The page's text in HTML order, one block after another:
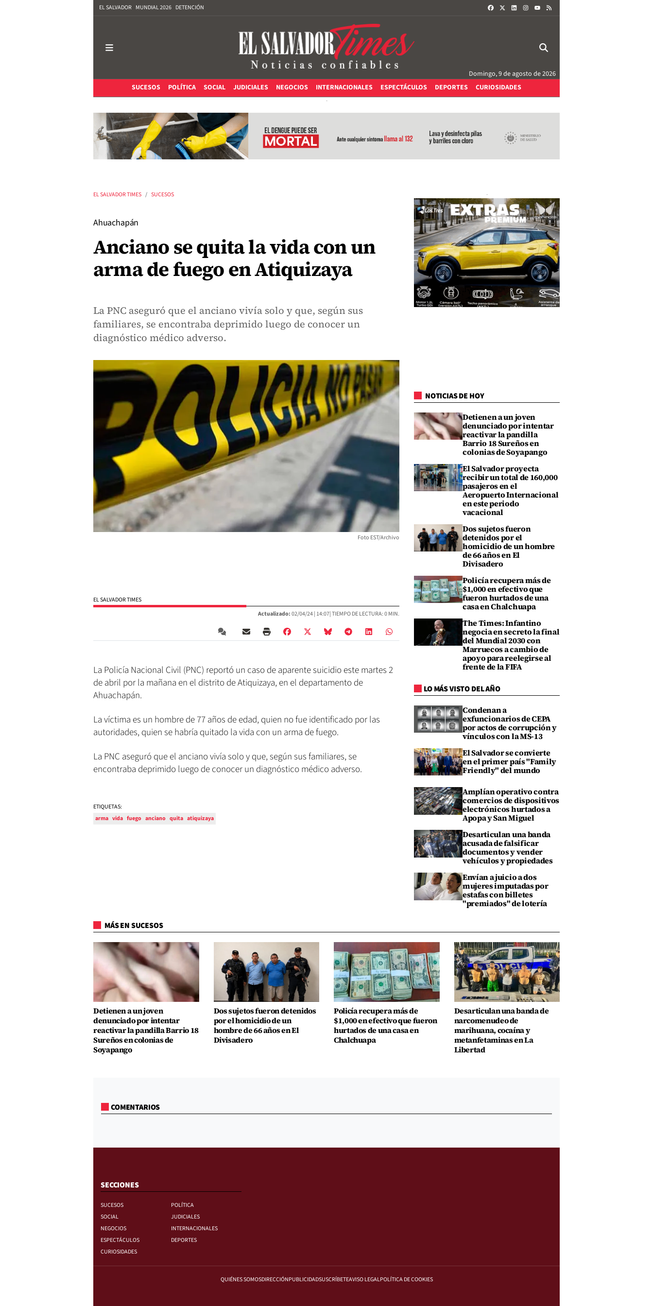
EL SALVADOR MUNDIAL 2026 DETENCIÓN FACEBOOKLINKEDININSTAGRAM
Domingo, 9 de agosto de 2026
SUCESOS
POLÍTICA SOCIAL JUDICIALES NEGOCIOS INTERNACIONALES ESPECTÁCULOS DEPORTES CURIOSIDADES
EL SALVADOR TIMES SUCESOS
Ahuachapán
Anciano se quita la vida con un
arma de fuego en Atiquizaya
La PNC aseguró que el anciano vivía solo y que, según sus
familiares, se encontraba deprimido luego de conocer un
diagnóstico médico adverso.
Foto EST/Archivo
EL SALVADOR TIMES
Actualizado:02/04/24 | 14:07| TIEMPO DE LECTURA: 0 MIN.
La Policía Nacional Civil (PNC) reportó un caso de aparente suicidio este martes 2
de abril por la mañana en el distrito de Atiquizaya, en el departamento de
Ahuachapán.
La víctima es un hombre de 77 años de edad, quien no fue identificado por las
autoridades, quien se habría quitado la vida con un arma de fuego.
La PNC aseguró que el anciano vivía solo y que, según sus familiares, se
encontraba deprimido luego de conocer un diagnóstico médico adverso.
ETIQUETAS:
arma vida fuego anciano quita atiquizaya
NOTICIAS DE HOY
Detienen a un joven
denunciado por intentar
reactivar la pandilla
Barrio 18 Sureños en
colonias de Soyapango
El Salvador proyecta
recibir un total de 160,000
pasajeros en el
Aeropuerto Internacional
en este periodo
vacacional
Dos sujetos fueron
detenidos por el
homicidio de un hombre
de 66 años en El
Divisadero
Policía recupera más de
$1,000 en efectivo que
fueron hurtados de una
casa en Chalchuapa
The Times: Infantino
negocia en secreto la final
del Mundial 2030 con
Marruecos a cambio de
apoyo para reelegirse al
frente de la FIFA
LO MÁS VISTO DEL AÑO
Condenan a
exfuncionarios de CEPA
por actos de corrupción y
vínculos con la MS-13
El Salvador se convierte
en el primer país "Family
Friendly" del mundo
Amplían operativo contra
comercios de dispositivos
electrónicos hurtados a
Apopa y San Miguel
Desarticulan una banda
acusada de falsificar
documentos y vender
vehículos y propiedades
Envían a juicio a dos
mujeres imputadas por
estafas con billetes
"premiados" de lotería
MÁS EN SUCESOS
Detienen a un joven
denunciado por intentar
reactivar la pandilla Barrio 18
Sureños en colonias de
Soyapango
Dos sujetos fueron detenidos
por el homicidio de un
hombre de 66 años en El
Divisadero
Policía recupera más de
$1,000 en efectivo que fueron
hurtados de una casa en
Chalchuapa
Desarticulan una banda de
narcomenudeo de
marihuana, cocaína y
metanfetaminas en La
Libertad
COMENTARIOS
SECCIONES
SUCESOS
POLÍTICA
SOCIAL
JUDICIALES
NEGOCIOS
INTERNACIONALES
ESPECTÁCULOS
DEPORTES
CURIOSIDADES
QUIÉNES SOMOSDIRECCIÓNPUBLICIDADSUSCRÍBETEAVISO LEGALPOLÍTICA DE COOKIES